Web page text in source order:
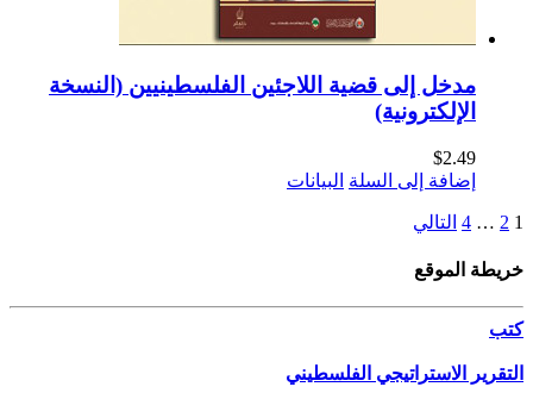
مدخل إلى قضية اللاجئين الفلسطينيين (النسخة
الإلكترونية)
$2.49
إضافة إلى السلة البيانات
1
2
…
4 التالي
خريطة الموقع
كتب
التقرير الاستراتيجي الفلسطيني